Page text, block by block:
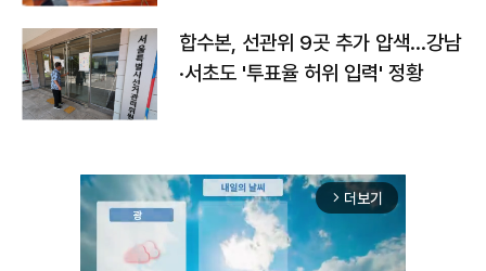
합수본, 선관위 9곳 추가 압색…강남
·서초도 '투표율 허위 입력' 정황
arrow_forward_ios 더보기